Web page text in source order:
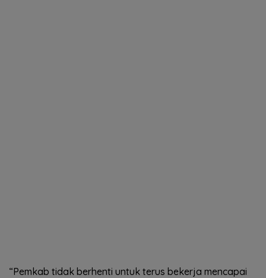
“Pemkab tidak berhenti untuk terus bekerja mencapai